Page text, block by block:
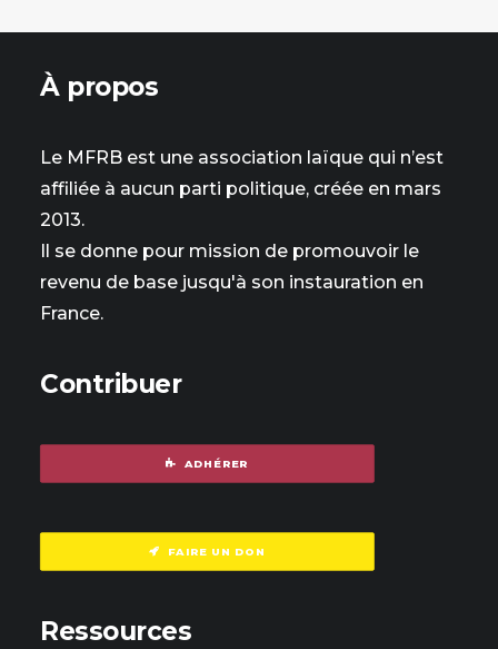
À propos
Le MFRB est une association laïque qui n’est
affiliée à aucun parti politique, créée en mars
2013.
Il se donne pour mission de promouvoir le
revenu de base jusqu'à son instauration en
France.
Contribuer
ADHÉRER
FAIRE UN DON
Ressources